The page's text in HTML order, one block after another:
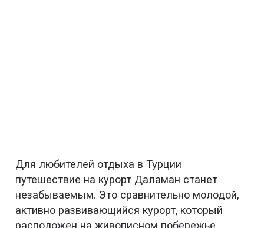
Для любителей отдыха в Турции
путешествие на курорт Даламан станет
незабываемым. Это сравнительно молодой,
активно развивающийся курорт, который
расположен на живописном побережье